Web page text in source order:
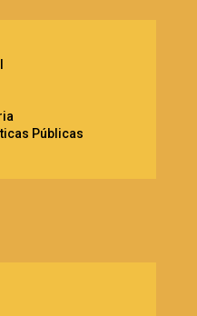
Públicas